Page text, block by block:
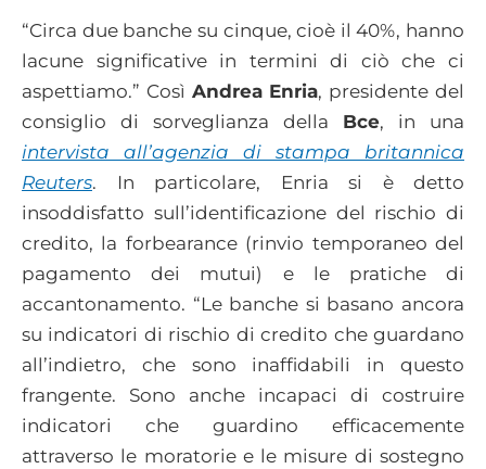
“Circa due banche su cinque, cioè il 40%, hanno
lacune significative in termini di ciò che ci
aspettiamo.” Così Andrea Enria, presidente del
consiglio di sorveglianza della Bce, in una
intervista all’agenzia di stampa britannica
Reuters. In particolare, Enria si è detto
insoddisfatto sull’identificazione del rischio di
credito, la forbearance (rinvio temporaneo del
pagamento dei mutui) e le pratiche di
accantonamento. “Le banche si basano ancora
su indicatori di rischio di credito che guardano
all’indietro, che sono inaffidabili in questo
frangente. Sono anche incapaci di costruire
indicatori che guardino efficacemente
attraverso le moratorie e le misure di sostegno